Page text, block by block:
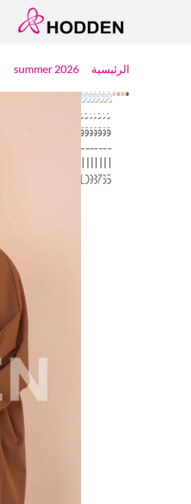
الرئيسية summer 2026